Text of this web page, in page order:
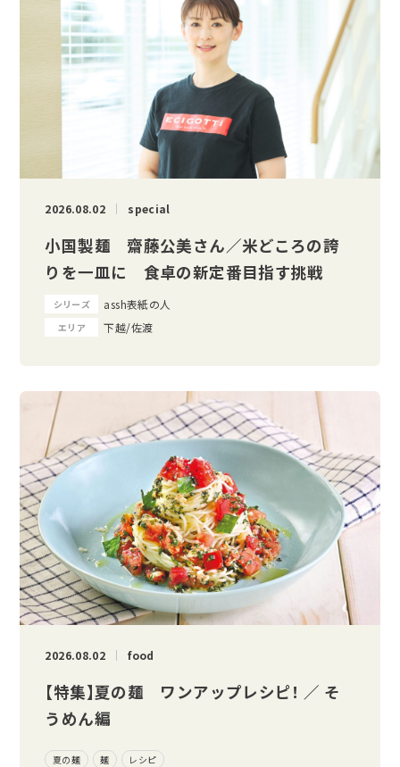
2026.08.02 special
小国製麺 齋藤公美さん／米どころの誇
りを一皿に 食卓の新定番目指す挑戦
シリーズ assh表紙の人
エリア 下越/佐渡
2026.08.02 food
【特集】夏の麺 ワンアップレシピ！ ／ そ
うめん編
夏の麺 麺 レシピ